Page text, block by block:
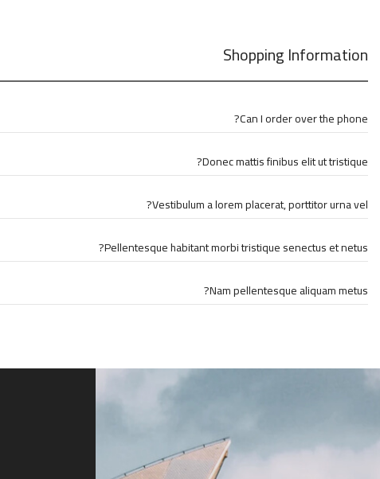
Shopping Information
Can I order over the phone?
Donec mattis finibus elit ut tristique?
Vestibulum a lorem placerat, porttitor urna vel?
Pellentesque habitant morbi tristique senectus et netus?
Nam pellentesque aliquam metus?